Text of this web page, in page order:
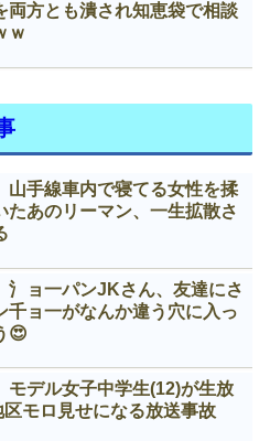
両方とも潰され知恵袋で相談
ｗ
山手線車内で寝てる女性を揉
たあのリーマン、一生拡散さ
氵ョ一パンJKさん、友達にさ
千ョ一がなんか違う穴に入っ
😍
モデル女子中学生(12)が生放
モロ見せになる放送事故